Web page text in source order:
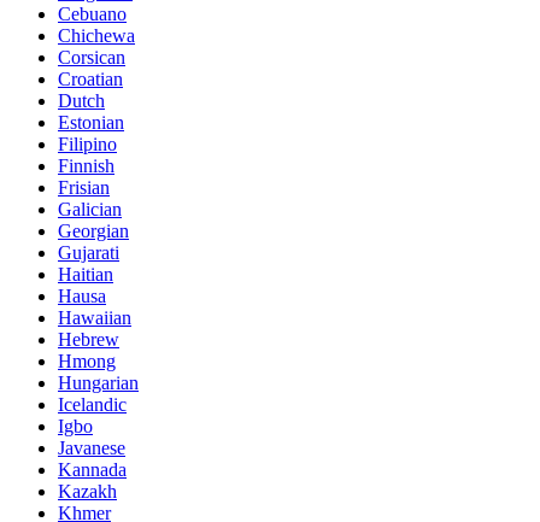
Cebuano
Chichewa
Corsican
Croatian
Dutch
Estonian
Filipino
Finnish
Frisian
Galician
Georgian
Gujarati
Haitian
Hausa
Hawaiian
Hebrew
Hmong
Hungarian
Icelandic
Igbo
Javanese
Kannada
Kazakh
Khmer